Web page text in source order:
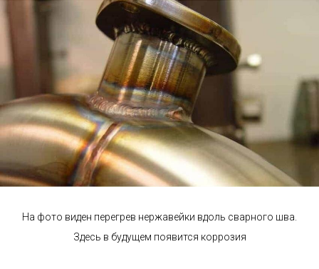
На фото виден перегрев нержавейки вдоль сварного шва.
Здесь в будущем появится коррозия